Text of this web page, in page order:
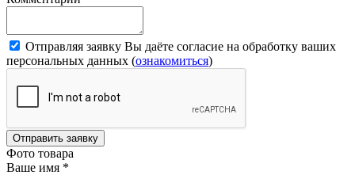
Отправляя заявку Вы даёте согласие на обработку ваших
персональных данных (ознакомиться)
Отправить заявку
Фото товара
Ваше имя *